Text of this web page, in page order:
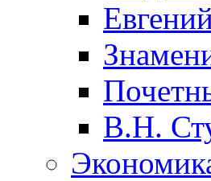
В.Н.